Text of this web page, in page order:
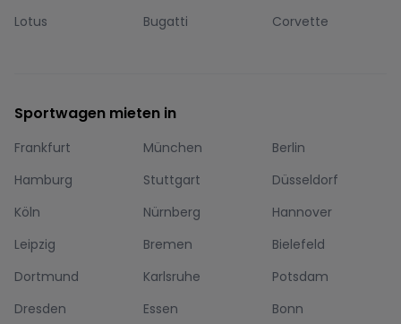
Lotus
Bugatti Corvette
Sportwagen mieten in
Frankfurt München
Berlin
Hamburg
Stuttgart
Düsseldorf
Köln
Nürnberg
Hannover
Leipzig
Bremen
Bielefeld
Dortmund
Karlsruhe
Potsdam
Dresden
Essen
Bonn